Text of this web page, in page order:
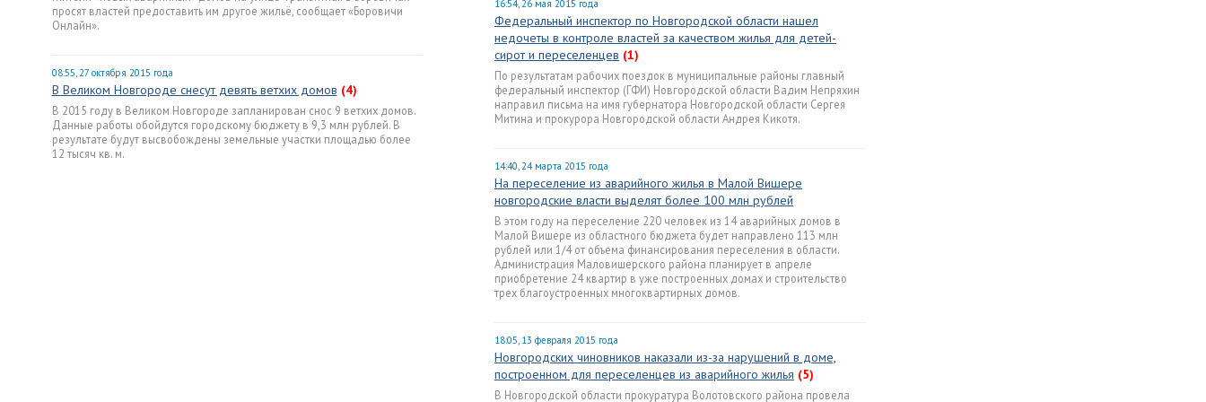
просят властей предоставить им другое жильё, сообщает «Боровичи
Онлайн».
08:55, 27 октября 2015 года
В Великом Новгороде снесут девять ветхих домов (4)
В 2015 году в Великом Новгороде запланирован снос 9 ветхих домов.
Данные работы обойдутся городскому бюджету в 9,3 млн рублей. В
результате будут высвобождены земельные участки площадью более
12 тысяч кв. м.
16:54, 26 мая 2015 года
Федеральный инспектор по Новгородской области нашел
недочеты в контроле властей за качеством жилья для детей-
сирот и переселенцев (1)
По результатам рабочих поездок в муниципальные районы главный
федеральный инспектор (ГФИ) Новгородской области Вадим Непряхин
направил письма на имя губернатора Новгородской области Сергея
Митина и прокурора Новгородской области Андрея Кикотя.
14:40, 24 марта 2015 года
На переселение из аварийного жилья в Малой Вишере
новгородские власти выделят более 100 млн рублей
В этом году на переселение 220 человек из 14 аварийных домов в
Малой Вишере из областного бюджета будет направлено 113 млн
рублей или 1/4 от объема финансирования переселения в области.
Администрация Маловишерского района планирует в апреле
приобретение 24 квартир в уже построенных домах и строительство
трех благоустроенных многоквартирных домов.
18:05, 13 февраля 2015 года
Новгородских чиновников наказали из-за нарушений в доме,
построенном для переселенцев из аварийного жилья (5)
В Новгородской области прокуратура Волотовского района провела